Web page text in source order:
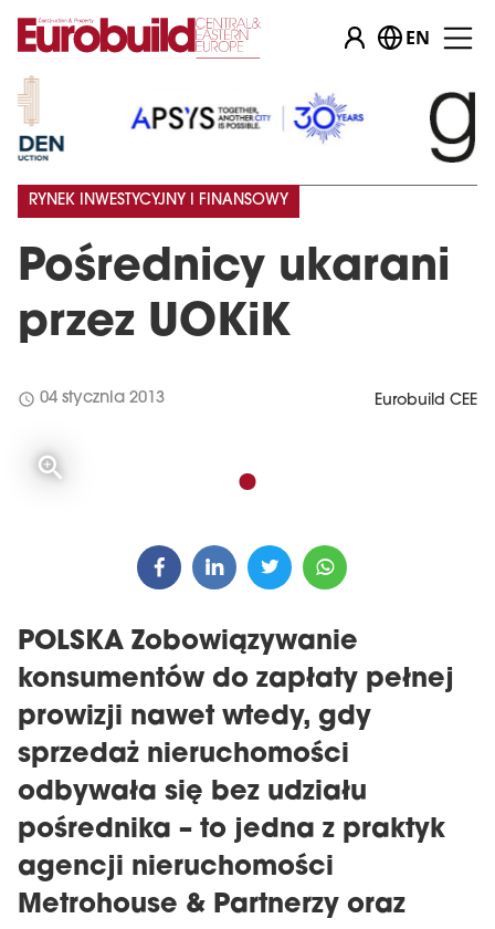
EN
Pośrednicy ukarani
przez UOKiK
RYNEK INWESTYCYJNY I FINANSOWY
schedule 04 stycznia 2013 Eurobuild CEE
POLSKA Zobowiązywanie
konsumentów do zapłaty pełnej
prowizji nawet wtedy, gdy
sprzedaż nieruchomości
odbywała się bez udziału
pośrednika – to jedna z praktyk
agencji nieruchomości
Metrohouse & Partnerzy oraz